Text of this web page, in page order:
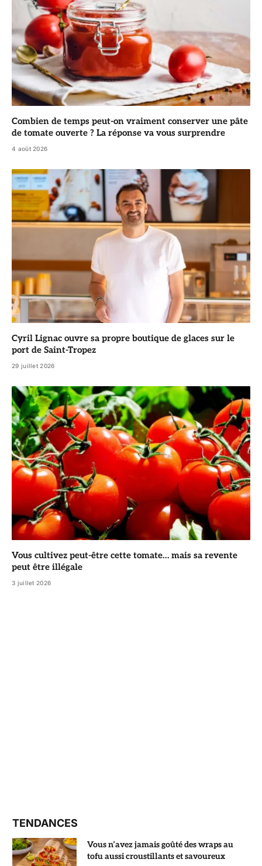
Combien de temps peut-on vraiment conserver une pâte
de tomate ouverte ? La réponse va vous surprendre
4 août 2026
Cyril Lignac ouvre sa propre boutique de glaces sur le
port de Saint-Tropez
29 juillet 2026
Vous cultivez peut-être cette tomate… mais sa revente
peut être illégale
3 juillet 2026
TENDANCES
Vous n’avez jamais goûté des wraps au
tofu aussi croustillants et savoureux